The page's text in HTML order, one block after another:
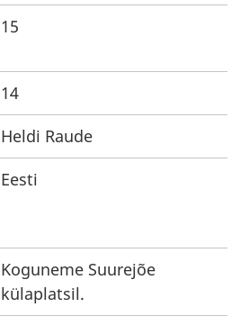
15
14
Heldi Raude
Eesti
Koguneme Suurejõe
külaplatsil.